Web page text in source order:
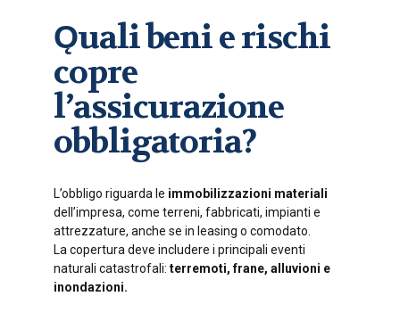
Ǫuali beni e rischi
copre
l’assicurazione
obbligatoria?
L’obbligo riguarda le immobilizzazioni materiali
dell’impresa, come terreni, fabbricati, impianti e
attrezzature, anche se in leasing o comodato.
La copertura deve includere i principali eventi
naturali catastrofali: terremoti, frane, alluvioni e
inondazioni.